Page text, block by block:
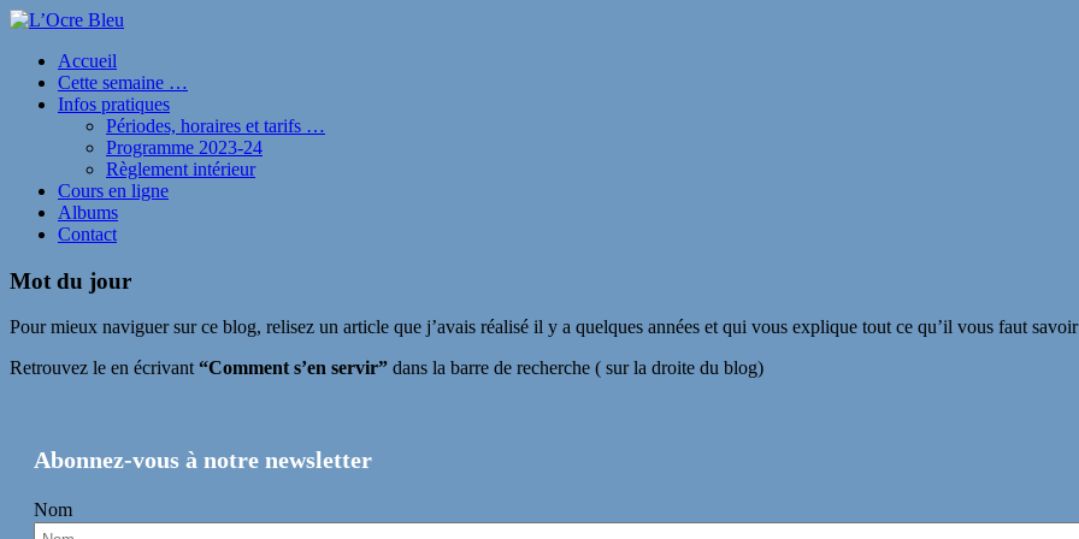
Accueil
Cette semaine …
Infos pratiques
Périodes, horaires et tarifs …
Programme 2023-24
Règlement intérieur
Cours en ligne
Albums
Contact
Mot du jour
Pour mieux naviguer sur ce blog, relisez un article que j’avais réalisé il y a quelques années et qui vous explique tout ce qu’il vous faut
Retrouvez le en écrivant“Comment s’en servir” dans la barre de recherche ( sur la droite du blog)
Abonnez-vous à notre newsletter
Nom